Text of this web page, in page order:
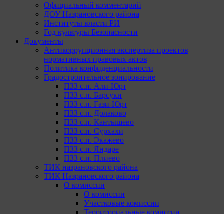
Официальный комментарий
ДОУ Назрановского района
Институты власти РИ
Год культуры Безопасности
Документы
Антикоррупционная экспертиза проектов
нормативных правовых актов
Политика конфиденциальности
Градостроительное зонирование
ПЗЗ с.п. Али-Юрт
ПЗЗ с.п. Барсуки
ПЗЗ с.п. Гази-Юрт
ПЗЗ с.п. Долаково
ПЗЗ с.п. Кантышево
ПЗЗ с.п. Сурхахи
ПЗЗ с.п. Экажево
ПЗЗ с.п. Яндаре
ПЗЗ с.п. Плиево
ТИК назрановского района
ТИК Назрановского района
О комиссии
О комиссии
Участковые комиссии
Территориальные комиссии